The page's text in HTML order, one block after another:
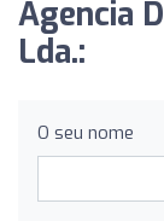
Agencia
Lda.:
O seu nome